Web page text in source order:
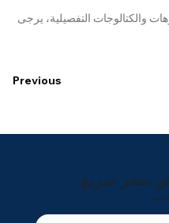
والكتالوجات التفصيلية، يرجى
Previous